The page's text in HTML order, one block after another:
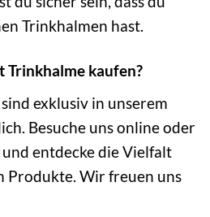
Trinkhalmen hast.
Trinkhalme kaufen?
exklusiv in unserem
Besuche uns online oder
entdecke die Vielfalt
Produkte. Wir freuen uns